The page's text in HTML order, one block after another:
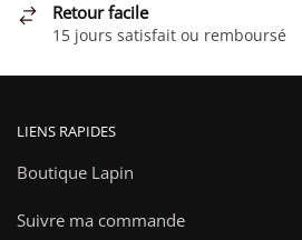
du
produit
Retour facile
15 jours satisfait ou remboursé
LIENS RAPIDES
Boutique Lapin
Suivre ma commande